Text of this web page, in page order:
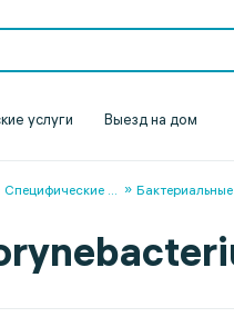
услуги Выезд на дом
Специфические ...